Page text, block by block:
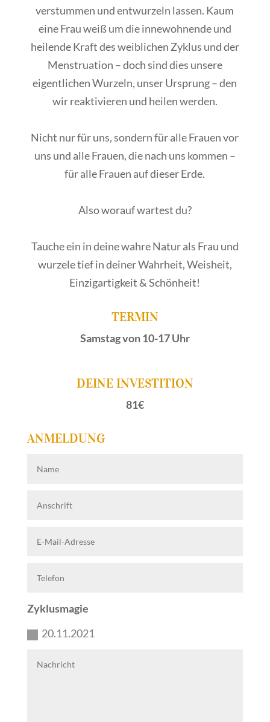
verstummen und entwurzeln lassen. Kaum
eine Frau weiß um die innewohnende und
heilende Kraft des weiblichen Zyklus und der
Menstruation – doch sind dies unsere
eigentlichen Wurzeln, unser Ursprung – den
wir reaktivieren und heilen werden.
Nicht nur für uns, sondern für alle Frauen vor
uns und alle Frauen, die nach uns kommen –
für alle Frauen auf dieser Erde.
Also worauf wartest du?
Tauche ein in deine wahre Natur als Frau und
wurzele tief in deiner Wahrheit, Weisheit,
Einzigartigkeit & Schönheit!
TERMIN
Samstag von 10-17 Uhr
DEINE INVESTITION
81€
ANMELDUNG
Zyklusmagie
20.11.2021